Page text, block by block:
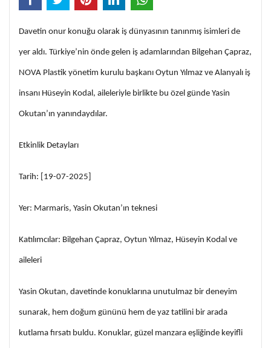
Davetin onur konuğu olarak iş dünyasının tanınmış isimleri de
yer aldı. Türkiye’nin önde gelen iş adamlarından Bilgehan Çapraz,
NOVA Plastik yönetim kurulu başkanı Oytun Yılmaz ve Alanyalı iş
insanı Hüseyin Kodal, aileleriyle birlikte bu özel günde Yasin
Okutan’ın yanındaydılar.
Etkinlik Detayları
Tarih: [19-07-2025]
Yer: Marmaris, Yasin Okutan’ın teknesi
Katılımcılar: Bilgehan Çapraz, Oytun Yılmaz, Hüseyin Kodal ve
aileleri
Yasin Okutan, davetinde konuklarına unutulmaz bir deneyim
sunarak, hem doğum gününü hem de yaz tatilini bir arada
kutlama fırsatı buldu. Konuklar, güzel manzara eşliğinde keyifli